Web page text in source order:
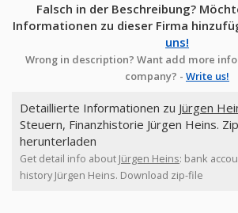
Falsch in der Beschreibung?
Informationen zu dieser Firma
uns!
Wrong in description? Want add more
company? - Write us!
Detaillierte Informationen zu Jürgen
Steuern, Finanzhistorie Jürgen Heins.
herunterladen
Get detail info about Jürgen Heins: bank
history Jürgen Heins. Download zip-file